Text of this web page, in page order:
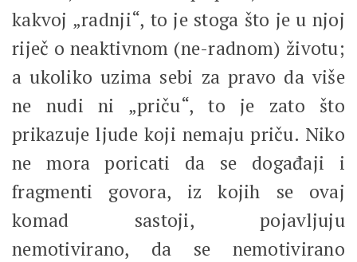
kakvoj „radnji“, to je stoga što je u njoj
riječ o neaktivnom (ne-radnom) životu;
a ukoliko uzima sebi za pravo da više
ne nudi ni „priču“, to je zato što
prikazuje ljude koji nemaju priču. Niko
ne mora poricati da se događaji i
fragmenti govora, iz kojih se ovaj
komad sastoji, pojavljuju
nemotivirano, da se nemotivirano